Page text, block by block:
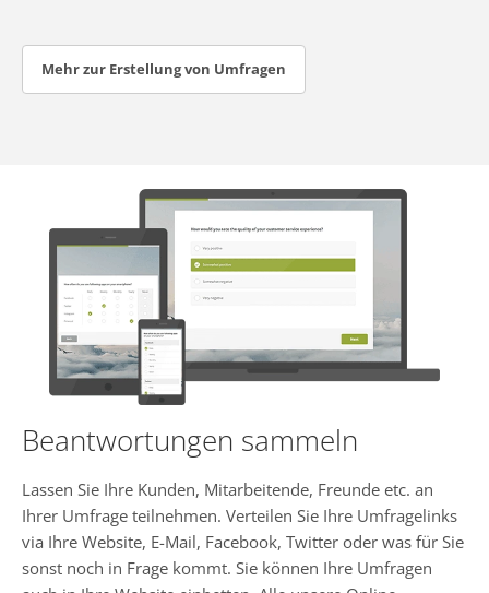
Mehr zur Erstellung von Umfragen
Beantwortungen sammeln
Lassen Sie Ihre Kunden, Mitarbeitende, Freunde etc. an
Ihrer Umfrage teilnehmen. Verteilen Sie Ihre Umfragelinks
via Ihre Website, E-Mail, Facebook, Twitter oder was für Sie
sonst noch in Frage kommt. Sie können Ihre Umfragen